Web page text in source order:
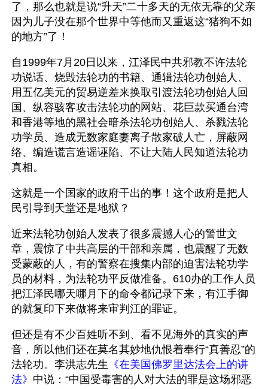
了，那么也就是说“升天”二十多天的无依无靠的父亲
因为儿子没在那个世界中等他而又重返这“猪狗不如
的地方”了！
自1999年7月20日以来，江泽民中共邪教不许法轮
功说话、烧毁法轮功的书籍、通辑法轮功创始人、
用五亿美元的贸易逆差来换取引渡法轮功创始人回
国、纵容骇客攻击法轮功的网站、花巨款买通台湾
和香港等地的黑社会暗杀法轮功创始人、杀戮法轮
功学员、造成无数家庭妻离子散家破人亡，屏蔽网
络、编造谎言造谣诬陷、不让大陆人民知道法轮功
真相。
这就是一个国家的政府干出的事！这个政府是把人
民引导到天堂还是地狱？
近来法轮功创始人发表了很多震撼人心的警世文
章，震惊了中共高层的干部和亲属，也震醒了无数
受蒙蔽的人，有的警察在搜集内部的迫害法轮功学
员的材料，为法轮功平反做准备。610办的工作人员
把江泽民哪天哪月下的命令都记录下来，有江手御
的就复印下来做将来审判江的罪证。
但还是有不少百姓听不到、看不见海外的真实的声
音，所以他们还在莫名其妙地仇恨着奉行“真善忍”的
法轮功。李洪志先生 《在美国佛罗里达法会上的讲
法》 中说：“中国受毒害的人对大法的罪是这场邪恶